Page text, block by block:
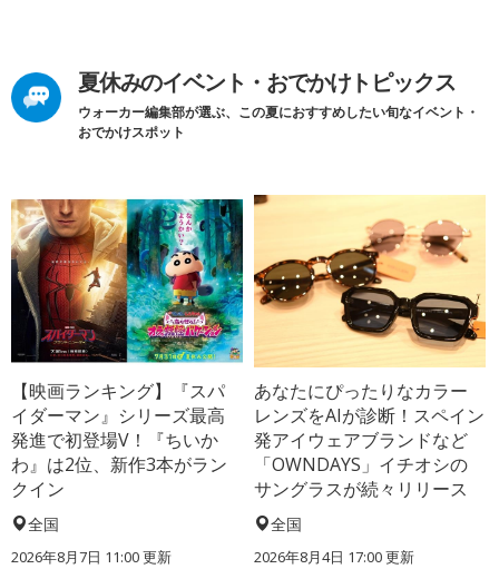
夏休みのイベント・おでかけトピックス
ウォーカー編集部が選ぶ、この夏におすすめしたい旬なイベント・
おでかけスポット
【映画ランキング】『スパ
イダーマン』シリーズ最高
発進で初登場V！『ちいか
わ』は2位、新作3本がラン
クイン
全国
2026年8月7日 11:00更新
あなたにぴったりなカラー
レンズをAIが診断！スペイン
発アイウェアブランドなど
「OWNDAYS」イチオシの
サングラスが続々リリース
全国
2026年8月4日 17:00更新